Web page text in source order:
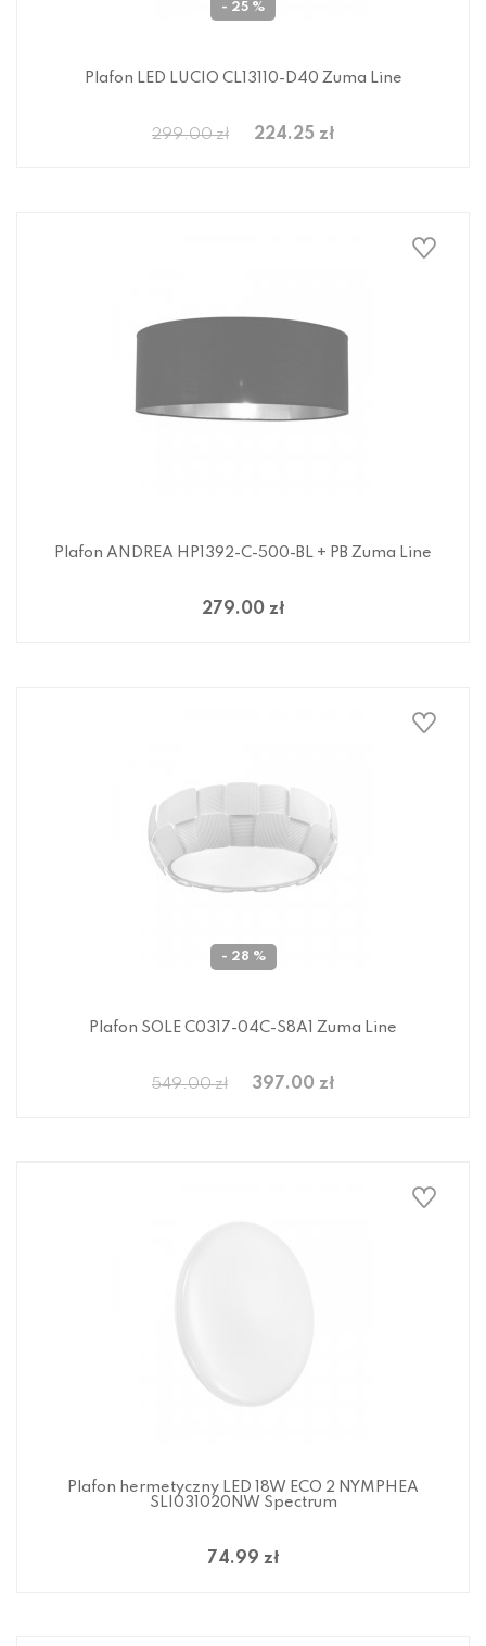
- 25 %
Plafon LED LUCIO CL13110-D40 Zuma Line
299.00 zł 224.25 zł
Plafon ANDREA HP1392-C-500-BL + PB Zuma Line
279.00 zł
- 28 %
Plafon SOLE C0317-04C-S8A1 Zuma Line
549.00 zł 397.00 zł
Plafon hermetyczny LED 18W ECO 2 NYMPHEA
SLI031020NW Spectrum
74.99 zł